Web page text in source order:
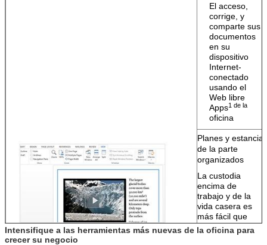
El acceso,
corrige, y
comparte sus
documentos
en su
dispositivo
Internet-
conectado
usando el
Web libre
Apps1 de la
oficina
Planes y estancia
de la parte
organizados
La custodia
encima de
trabajo y de la
vida casera es
más fácil que
nunca con la
nueva oficina.
Intensifique a las herramientas más nuevas de la oficina para
crecer su negocio